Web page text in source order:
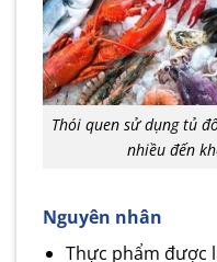
Thói quen sử dụng tủ
nhiều đến
Nguyên nhân
Thực phẩm được